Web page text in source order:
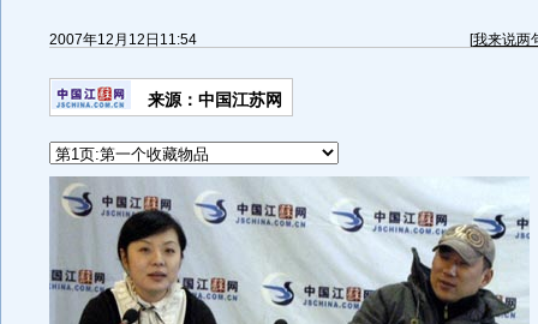
2007年12月12日11:54 [我来说两
来源：中国江苏网